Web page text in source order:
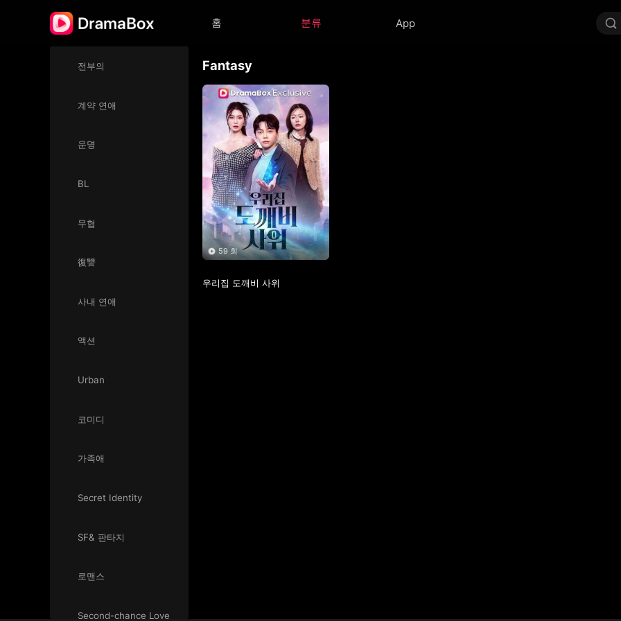
홈 분류 App
전부의
계약 연애
운명
BL
무협
復讐
사내 연애
액션
Urban
코미디
가족애
Secret Identity
SF& 판타지
로맨스
Second-chance Love
Fantasy
59 회
우리집 도깨비 사위